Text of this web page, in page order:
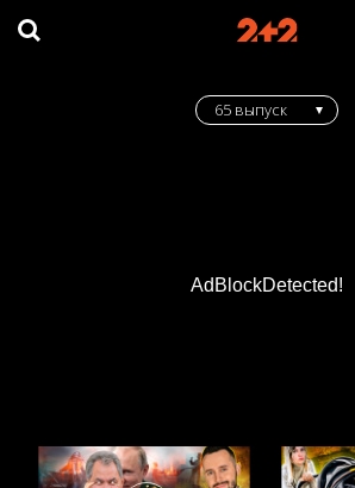
AdBlockDetected!
65 выпуск